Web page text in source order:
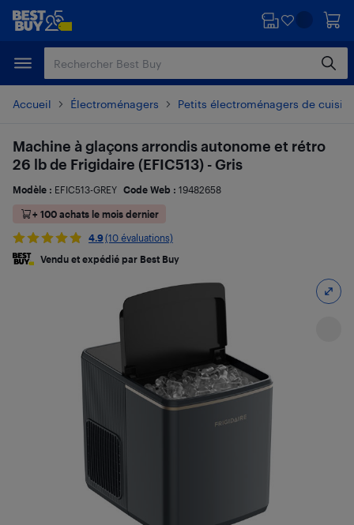
Passer
principal
Passer
Accueil Électroménagers Petits électroménagers de
Machine à glaçons arrondis autonome et rétro
26 lb de Frigidaire (EFIC513) - Gris
Modèle : EFIC513-GREY Code Web : 19482658
+ 100 achats le mois dernier
4.9 (10 évaluations)
Vendu et expédié par Best Buy